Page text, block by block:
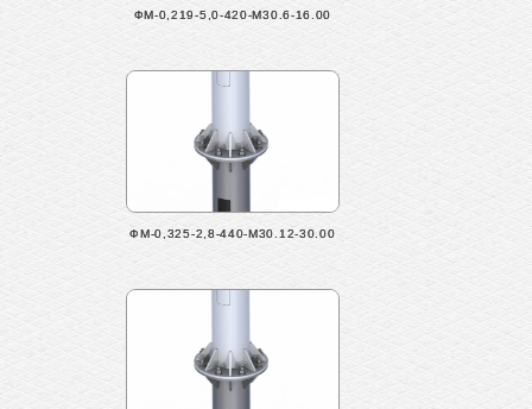
ФМ-0,219-5,0-420-М30.6-16.00
ФМ-0,325-2,8-440-М30.12-30.00